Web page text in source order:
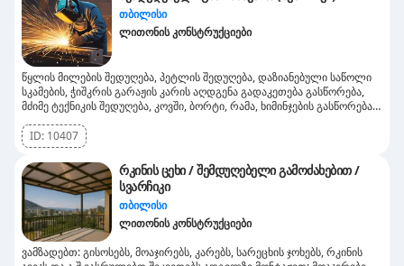
თბილისი
ლითონის კონსტრუქციები
წყლის მილების შედუღება, პეტლის შედუღება, დაზიანებული საწოლი
სკამების, ჭიშკრის გარაჟის კარის აღდგენა გადაკეთება გასწორება,
მძიმე ტექნიკის შედუღება, კოვში, ბორტი, რამა, ხიმინჯების გასწორება,
ბოლტის მოშვება და ა.შ.
ID: 10407
რკინის ცეხი / შემდუღებელი გამოძახებით /
სვარჩიკი
თბილისი
ლითონის კონსტრუქციები
ვამზადებთ: გისოსებს, მოაჯირებს, კარებს, სარეცხის ჯოხებს, რკინის